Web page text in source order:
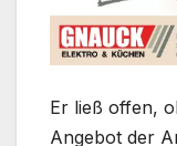
Er ließ offen,
Angebot der